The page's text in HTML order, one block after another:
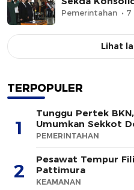
Pemerintahan 7
Lihat
TERPOPULER
1
Tunggu Pertek
Umumkan Sekkot
PEMERINTAHAN
2
Pesawat Tempur
Pattimura
KEAMANAN